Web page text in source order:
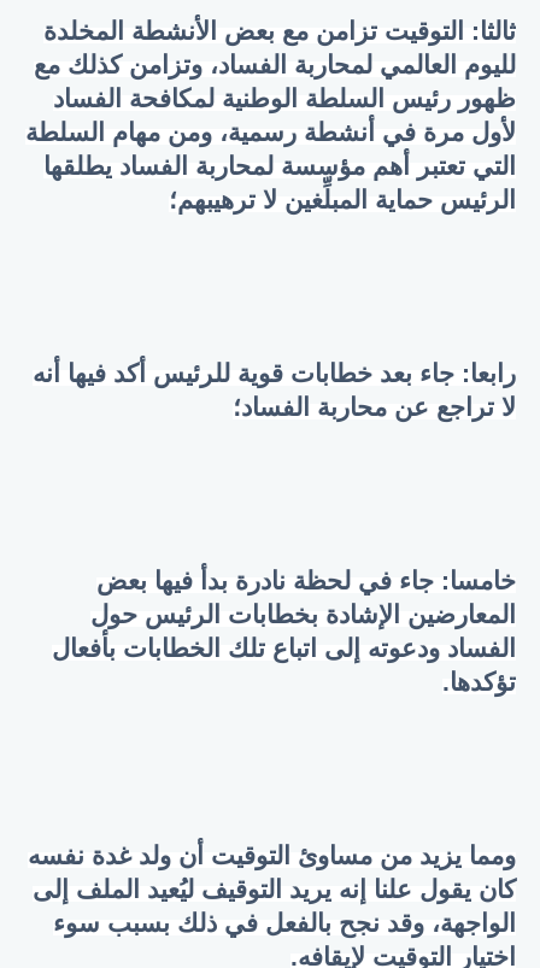
ثالثا: التوقيت تزامن مع بعض الأنشطة المخلدة
لليوم العالمي لمحاربة الفساد، وتزامن كذلك مع
ظهور رئيس السلطة الوطنية لمكافحة الفساد
لأول مرة في أنشطة رسمية، ومن مهام السلطة
التي تعتبر أهم مؤسسة لمحاربة الفساد يطلقها
الرئيس حماية المبلِّغين لا ترهيبهم؛
رابعا: جاء بعد خطابات قوية للرئيس أكد فيها أنه
لا تراجع عن محاربة الفساد؛
خامسا: جاء في لحظة نادرة بدأ فيها بعض
المعارضين الإشادة بخطابات الرئيس حول
الفساد ودعوته إلى اتباع تلك الخطابات بأفعال
تؤكدها.
ومما يزيد من مساوئ التوقيت أن ولد غدة نفسه
كان يقول علنا إنه يريد التوقيف ليُعيد الملف إلى
الواجهة، وقد نجح بالفعل في ذلك بسبب سوء
اختيار التوقيت لإيقافه.